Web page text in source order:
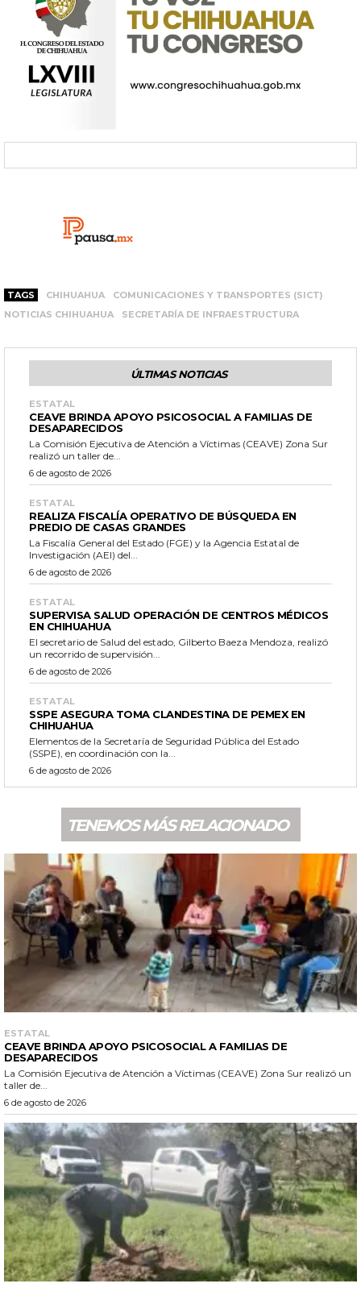
TAGS CHIHUAHUA
COMUNICACIONES Y TRANSPORTES (SICT)
NOTICIAS CHIHUAHUA
SECRETARÍA DE INFRAESTRUCTURA
ÚLTIMAS NOTICIAS
ESTATAL
CEAVE BRINDA APOYO PSICOSOCIAL A FAMILIAS DE
DESAPARECIDOS
La Comisión Ejecutiva de Atención a Víctimas (CEAVE) Zona Sur
realizó un taller de...
6 de agosto de 2026
ESTATAL
REALIZA FISCALÍA OPERATIVO DE BÚSQUEDA EN
PREDIO DE CASAS GRANDES
La Fiscalía General del Estado (FGE) y la Agencia Estatal de
Investigación (AEI) del...
6 de agosto de 2026
ESTATAL
SUPERVISA SALUD OPERACIÓN DE CENTROS MÉDICOS
EN CHIHUAHUA
El secretario de Salud del estado, Gilberto Baeza Mendoza, realizó
un recorrido de supervisión...
6 de agosto de 2026
ESTATAL
SSPE ASEGURA TOMA CLANDESTINA DE PEMEX EN
CHIHUAHUA
Elementos de la Secretaría de Seguridad Pública del Estado
(SSPE), en coordinación con la...
6 de agosto de 2026
TENEMOS MÁS RELACIONADO
ESTATAL
CEAVE BRINDA APOYO PSICOSOCIAL A FAMILIAS DE
DESAPARECIDOS
La Comisión Ejecutiva de Atención a Víctimas (CEAVE) Zona Sur realizó un
taller de...
6 de agosto de 2026